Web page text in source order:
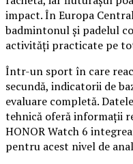
impact. În Europa
badmintonul și padelul
activități practicate pe
Într-un sport în care
secundă, indicatorii de
evaluare completă.
tehnică oferă informații
HONOR Watch 6
pentru acest nivel de